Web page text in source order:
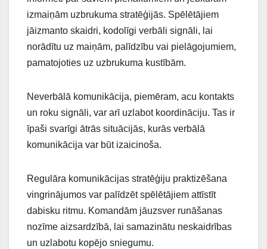
izmaiņām uzbrukuma stratēģijās. Spēlētājiem
jāizmanto skaidri, kodolīgi verbāli signāli, lai
norādītu uz maiņām, palīdzību vai pielāgojumiem,
pamatojoties uz uzbrukuma kustībām.
Neverbālā komunikācija, piemēram, acu kontakts
un roku signāli, var arī uzlabot koordināciju. Tas ir
īpaši svarīgi ātrās situācijās, kurās verbālā
komunikācija var būt izaicinoša.
Regulāra komunikācijas stratēģiju praktizēšana
vingrinājumos var palīdzēt spēlētājiem attīstīt
dabisku ritmu. Komandām jāuzsver runāšanas
nozīme aizsardzībā, lai samazinātu neskaidrības
un uzlabotu kopējo sniegumu.